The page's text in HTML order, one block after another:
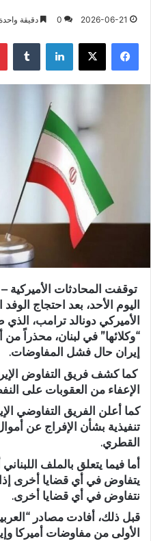
2026-06-21
0 دقيقة
فيسبوك X لينكدإن
توقفت المحادثات الأميركية
اليوم الأحد، بعد احتجاج
الأميركي دونالد ترامب،
“وكلائها” في لبنان، محذراً
إيران حال فشل المفاوضات.
كما كشف فريق التفاوض
الإعفاء من العقوبات على
كما أعلن الفريق التفاوضي
تنفيذية بشأن الإفراج عن
القطري.
أما فيما يتعلق بالملف
يتفاوض في أي قضايا أخرى
نتفاوض في أي قضايا أخرى.
قبل ذلك، أفادت مصادر
الأولى من مفاوضات أميركا